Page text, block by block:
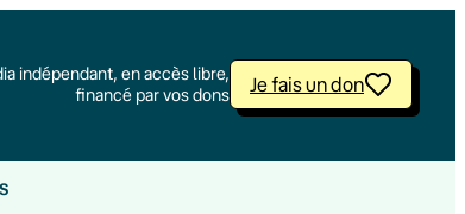
indépendant, en accès libre,
financé par vos dons
Je fais un don